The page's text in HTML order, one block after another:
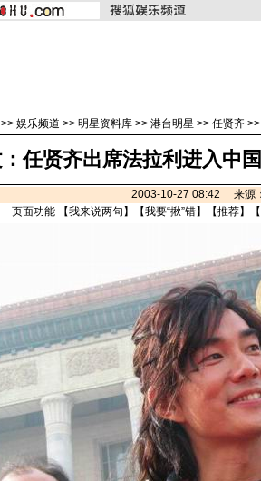
>> 娱乐频道 >> 明星资料库 >> 港台明星 >> 任贤齐
：任贤齐出席法拉利进入中
2003-10-27 08:42 来源
页面功能 【我来说两句 】【我要“揪”错】【推荐】